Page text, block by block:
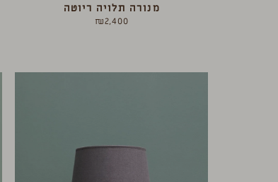
מנורה תלויה ריוטה
₪2,400